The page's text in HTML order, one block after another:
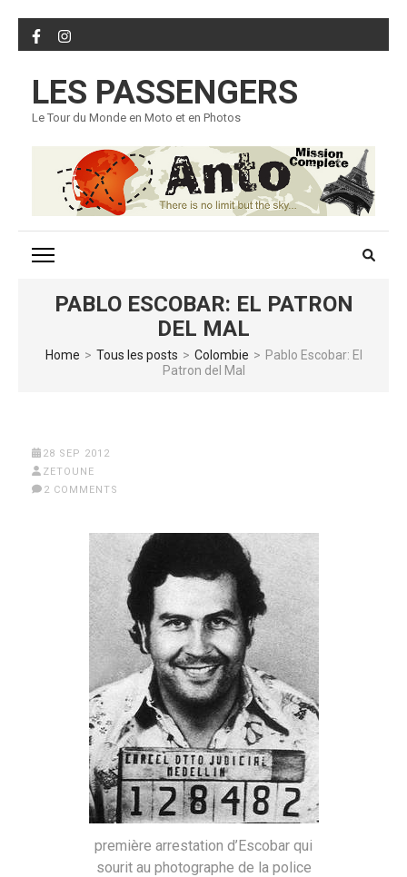
Skip
to
(Press
Enter)
LES PASSENGERS
Le Tour du Monde en Moto et en Photos
PABLO ESCOBAR: EL PATRON
DEL MAL
Home > Tous les posts > Colombie > Pablo Escobar: El
Patron del Mal
28 SEP 2012
ZETOUNE
2 COMMENTS
première arrestation d’Escobar qui
sourit au photographe de la police